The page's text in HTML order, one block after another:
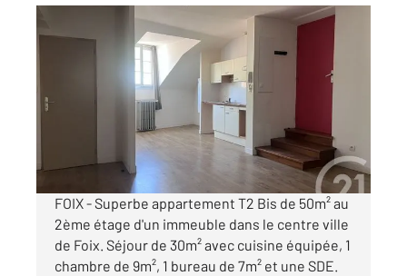
FOIX 09
, 2 pièces
Appartement F2 Bis à louer
614 €
par mois charges comprises
FOIX - Superbe appartement T2 Bis de 50m² au
2ème étage d'un immeuble dans le centre ville
de Foix. Séjour de 30m² avec cuisine équipée, 1
chambre de 9m², 1 bureau de 7m² et une SDE.